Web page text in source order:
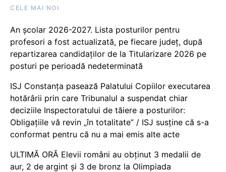
CELE MAI NOI
An școlar 2026-2027. Lista posturilor pentru
profesori a fost actualizată, pe fiecare județ, după
repartizarea candidaților de la Titularizare 2026 pe
posturi pe perioadă nedeterminată
ISJ Constanța pasează Palatului Copiilor executarea
hotărârii prin care Tribunalul a suspendat chiar
deciziile Inspectoratului de tăiere a posturilor:
Obligațiile vă revin „în totalitate” / ISJ susține că s-a
conformat pentru că nu a mai emis alte acte
ULTIMĂ ORĂ Elevii români au obținut 3 medalii de
aur, 2 de argint și 3 de bronz la Olimpiada